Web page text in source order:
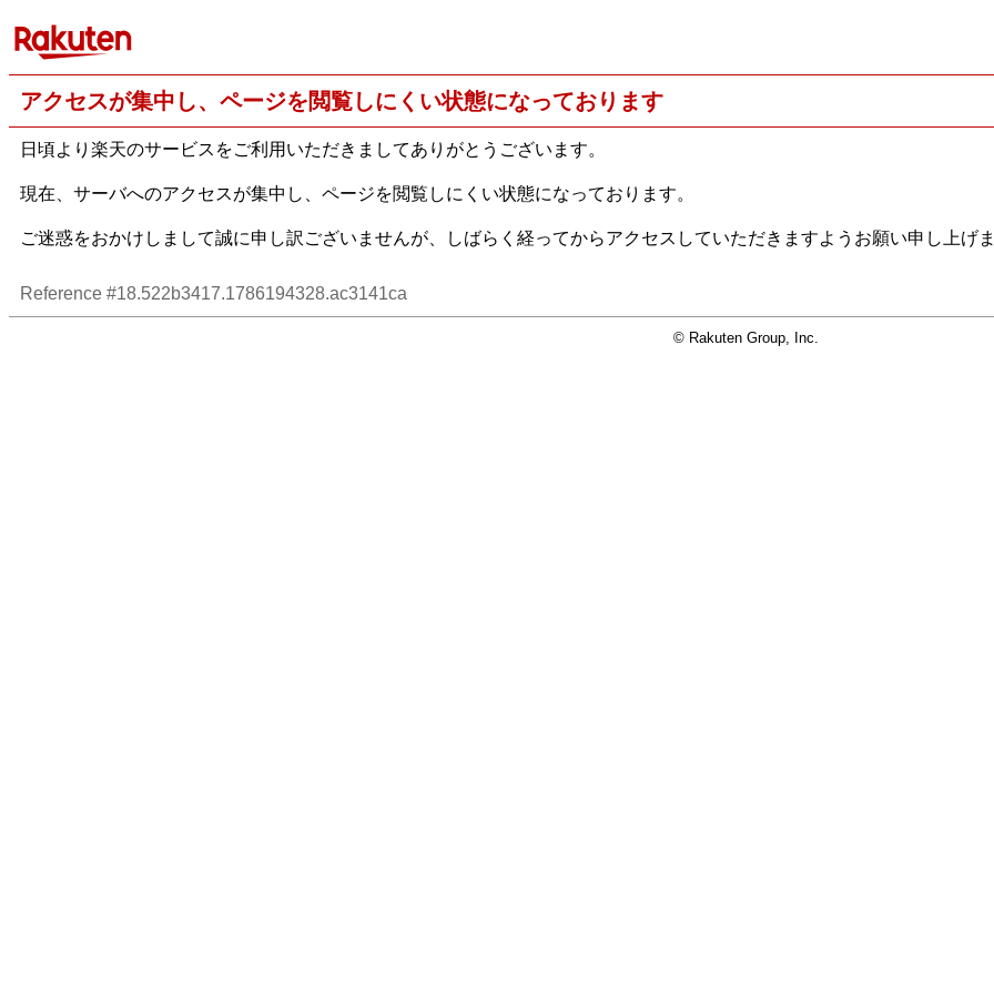
アクセスが集中し、ページを閲覧しにくい状態になっております
日頃より楽天のサービスをご利用いただきましてありがとうございます。
現在、サーバへのアクセスが集中し、ページを閲覧しにくい状態になっております。
ご迷惑をおかけしまして誠に申し訳ございませんが、しばらく経ってからアクセスしていただきますようお願い申し上げ
Reference #18.522b3417.1786194328.ac3141ca
© Rakuten Group, Inc.